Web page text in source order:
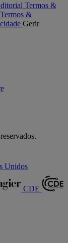
Termos &
Termos &
Gerir
Unidos
CDE